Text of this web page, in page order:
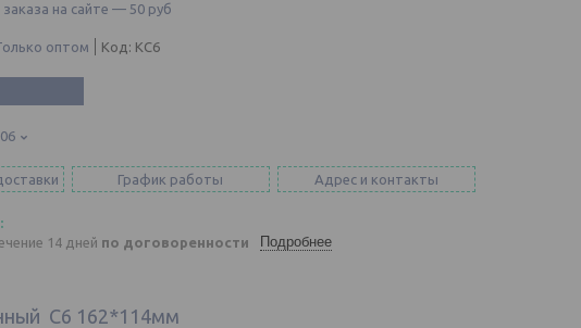
на сайте — 50 руб
оптом Код: КC6
График работы Адрес и контакты
14 дней по договоренности Подробнее
С6 162*114мм